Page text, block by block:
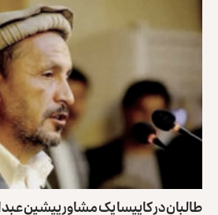
طالبان در کاپیسا یک مشاور پیشین